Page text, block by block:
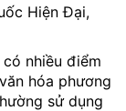
nhiều điểm
hóa phương
sử dụng